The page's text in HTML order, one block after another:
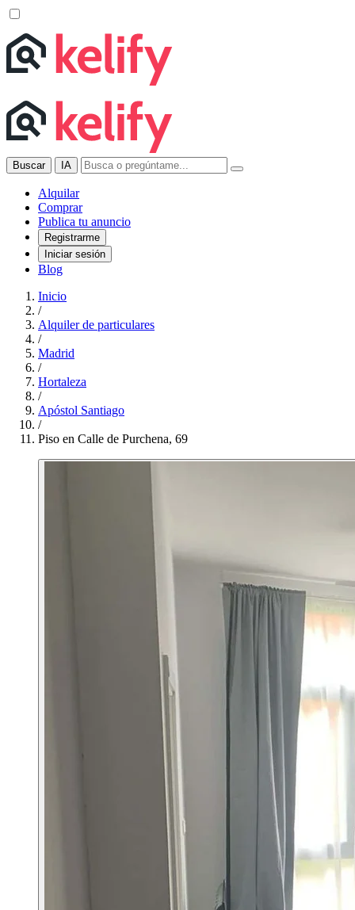
Buscar IA
Alquilar
Comprar
Publica tu anuncio
Registrarme
Iniciar sesión
Blog
Inicio
/
Alquiler de particulares
/
Madrid
/
Hortaleza
/
Apóstol Santiago
/
Piso en Calle de Purchena, 69